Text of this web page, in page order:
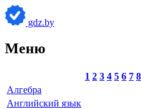
gdz.by
Меню
1 2 3 4 5 6 7 8
Алгебра
Английский язык